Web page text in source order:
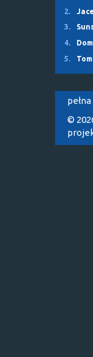
2.
3.
4.
5.
©